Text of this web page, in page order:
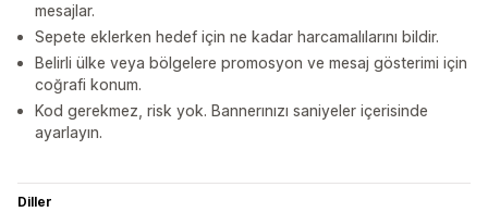
mesajlar.
Sepete eklerken hedef için ne kadar harcamalılarını bildir.
Belirli ülke veya bölgelere promosyon ve mesaj gösterimi için
coğrafi konum.
Kod gerekmez, risk yok. Bannerınızı saniyeler içerisinde
ayarlayın.
Diller